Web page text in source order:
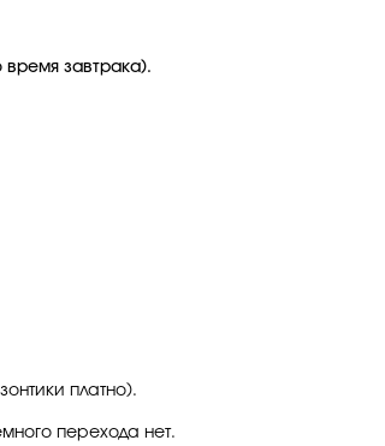
завтрака).
платно).
перехода нет.